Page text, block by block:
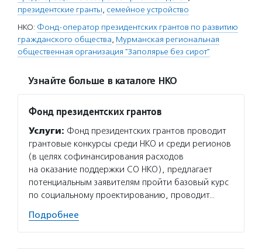
президентские гранты, семейное устройство
НКО: Фонд-оператор президентских грантов по развитию
гражданского общества, Мурманская региональная
общественная организация "Заполярье без сирот"
Узнайте больше в каталоге НКО
Фонд президентских грантов
Услуги: Фонд президентских грантов проводит
грантовые конкурсы среди НКО и среди регионов
(в целях софинансирования расходов
на оказание поддержки СО НКО), предлагает
потенциальным заявителям пройти базовый курс
по социальному проектированию, проводит…
Подробнее